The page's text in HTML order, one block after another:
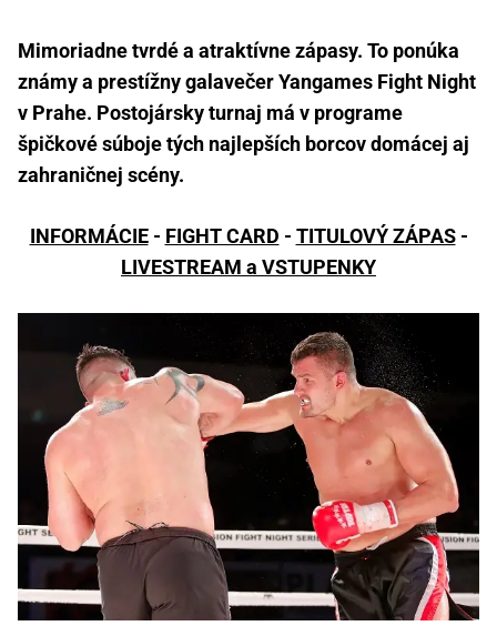
Mimoriadne tvrdé a atraktívne zápasy. To ponúka
známy a prestížny galavečer Yangames Fight Night
v Prahe. Postojársky turnaj má v programe
špičkové súboje tých najlepších borcov domácej aj
zahraničnej scény.
INFORMÁCIE- FIGHT CARD - TITULOVÝ ZÁPAS-
LIVESTREAM a VSTUPENKY